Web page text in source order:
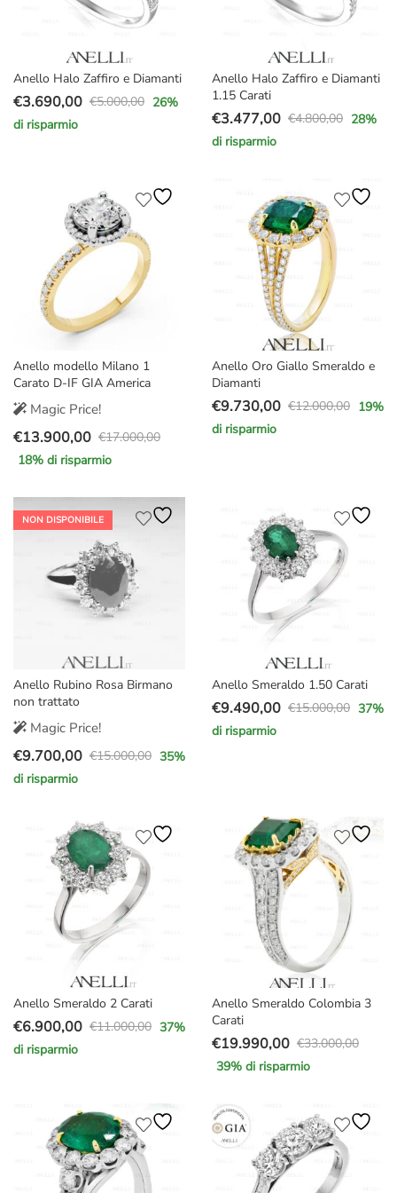
Anello Halo Zaffiro e Diamanti
€5.000,00
Il
prezzo
€5.000,00.
€3.690,00
Il
prezzo
€3.690,00.
26%
di risparmio
Anello Halo Zaffiro e Diamanti
1.15 Carati
€4.800,00
Il
prezzo
€4.800,00.
€3.477,00
Il
prezzo
€3.477,00.
28%
di risparmio
Anello modello Milano 1
Carato D-IF GIA America
Magic Price!
€17.000,00
Il
prezzo
era:
€17.000,00.
€13.900,00
Il
prezzo
è:
€13.900,00.
18% di risparmio
Anello Oro Giallo Smeraldo e
Diamanti
€12.000,00
Il
prezzo
€9.730,00
Il
prezzo
19%
di risparmio
NON DISPONIBILE
Anello Rubino Rosa Birmano
non trattato
Magic Price!
€15.000,00
Il
prezzo
€15.000,00.
€9.700,00
Il
prezzo
€9.700,00.
35%
di risparmio
Anello Smeraldo 1.50 Carati
€15.000,00
Il
prezzo
€9.490,00
Il
prezzo
37%
di risparmio
Anello Smeraldo 2 Carati
€11.000,00
Il
prezzo
€11.000,00.
€6.900,00
Il
prezzo
€6.900,00.
37%
di risparmio
Anello Smeraldo Colombia 3
Carati
€33.000,00
Il
prezzo
era:
€33.000,00.
€19.990,00
Il
prezzo
è:
€19.990,00.
39% di risparmio